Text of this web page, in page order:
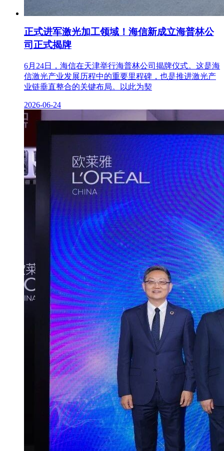
正式进军激光加工领域！海信新成立海普林公
司正式揭牌
6月24日，海信在天津举行海普林公司揭牌仪式。这是海
信激光产业发展历程中的重要里程碑，也是推进激光产
业链垂直整合的关键布局。以此为契
2026-06-24